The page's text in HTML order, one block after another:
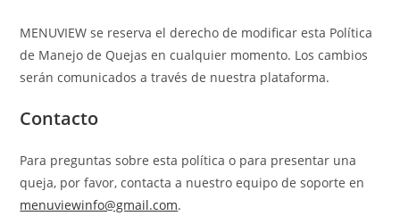
MENUVIEW se reserva el derecho de modificar esta Política
de Manejo de Quejas en cualquier momento. Los cambios
serán comunicados a través de nuestra plataforma.
Contacto
Para preguntas sobre esta política o para presentar una
queja, por favor, contacta a nuestro equipo de soporte en
menuviewinfo@gmail.com.